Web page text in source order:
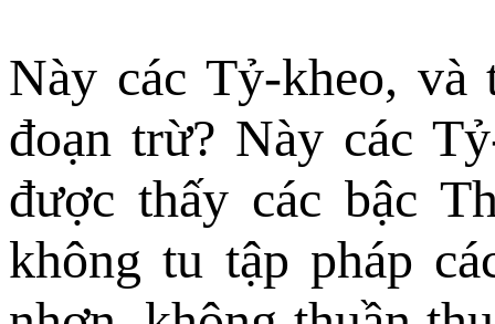
Này các Tỷ-kheo,
đoạn trừ? Này các
được thấy các bậc
không tu tập pháp